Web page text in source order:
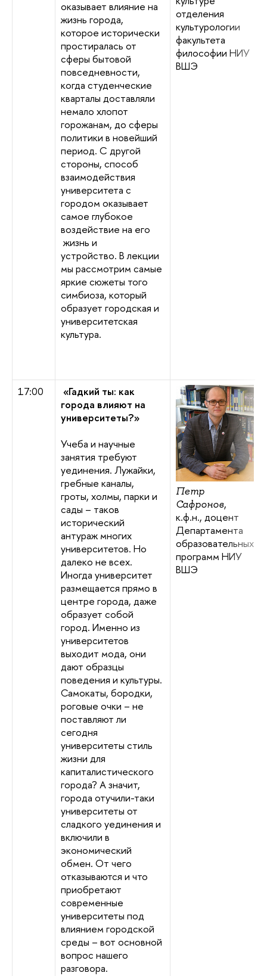
оказывает влияние на
жизнь города,
которое исторически
простиралась от
сферы бытовой
повседневности,
когда студенческие
кварталы доставляли
немало хлопот
горожанам, до сферы
политики в новейший
период. С другой
стороны, способ
взаимодействия
университета с
городом оказывает
самое глубокое
воздействие на его
жизнь и
устройство. В лекции
мы рассмотрим самые
яркие сюжеты того
симбиоза, который
образует городская и
университетская
культура.
отделения
культурологии
факультета
философии НИУ
ВШЭ
17:00
«Гадкий ты: как
города влияют на
университеты?»
Учеба и научные
занятия требуют
уединения. Лужайки,
гребные каналы,
гроты, холмы, парки и
сады – таков
исторический
антураж многих
университетов. Но
далеко не всех.
Иногда университет
размещается прямо в
центре города, даже
образует собой
город. Именно из
университетов
выходит мода, они
дают образцы
поведения и культуры.
Самокаты, бородки,
роговые очки – не
поставляют ли
сегодня
университеты стиль
жизни для
капиталистического
города? А значит,
города отучили-таки
университеты от
сладкого уединения и
включили в
экономический
обмен. От чего
отказываются и что
приобретают
современные
университеты под
влиянием городской
среды – вот основной
вопрос нашего
разговора.
Петр
Сафронов,
к.ф.н., доцент
Департамента
образовательных
программ НИУ
ВШЭ